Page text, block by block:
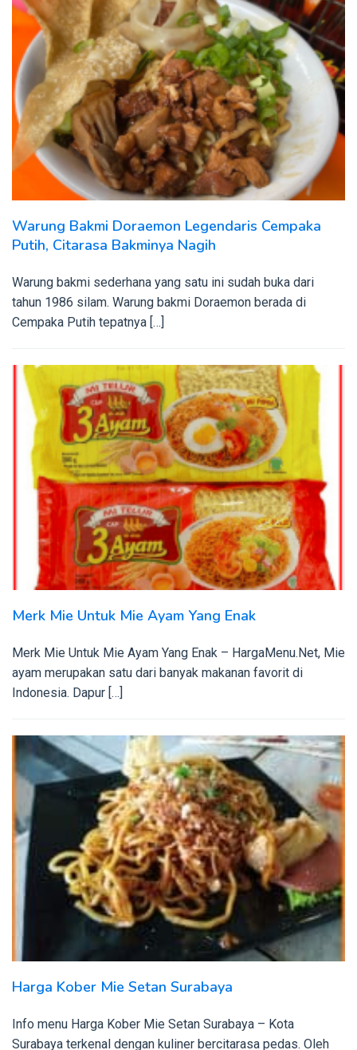
Warung Bakmi Doraemon Legendaris Cempaka
Putih, Citarasa Bakminya Nagih
Warung bakmi sederhana yang satu ini sudah buka dari
tahun 1986 silam. Warung bakmi Doraemon berada di
Cempaka Putih tepatnya […]
Merk Mie Untuk Mie Ayam Yang Enak
Merk Mie Untuk Mie Ayam Yang Enak – HargaMenu.Net, Mie
ayam merupakan satu dari banyak makanan favorit di
Indonesia. Dapur […]
Harga Kober Mie Setan Surabaya
Info menu Harga Kober Mie Setan Surabaya – Kota
Surabaya terkenal dengan kuliner bercitarasa pedas. Oleh